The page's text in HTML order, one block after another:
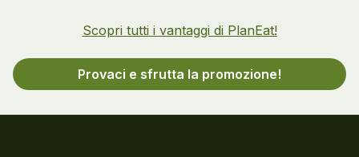
Scopri tutti i vantaggi di PlanEat!
Provaci e sfrutta la promozione!